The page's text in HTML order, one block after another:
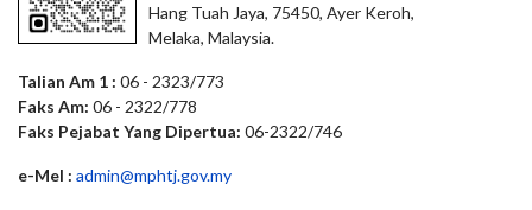
Hang Tuah Jaya, 75450, Ayer Keroh,
Melaka, Malaysia.
Talian Am 1 : 06 - 2323/773
Faks Am: 06 - 2322/778
Faks Pejabat Yang Dipertua: 06-2322/746
e-Mel : admin@mphtj.gov.my